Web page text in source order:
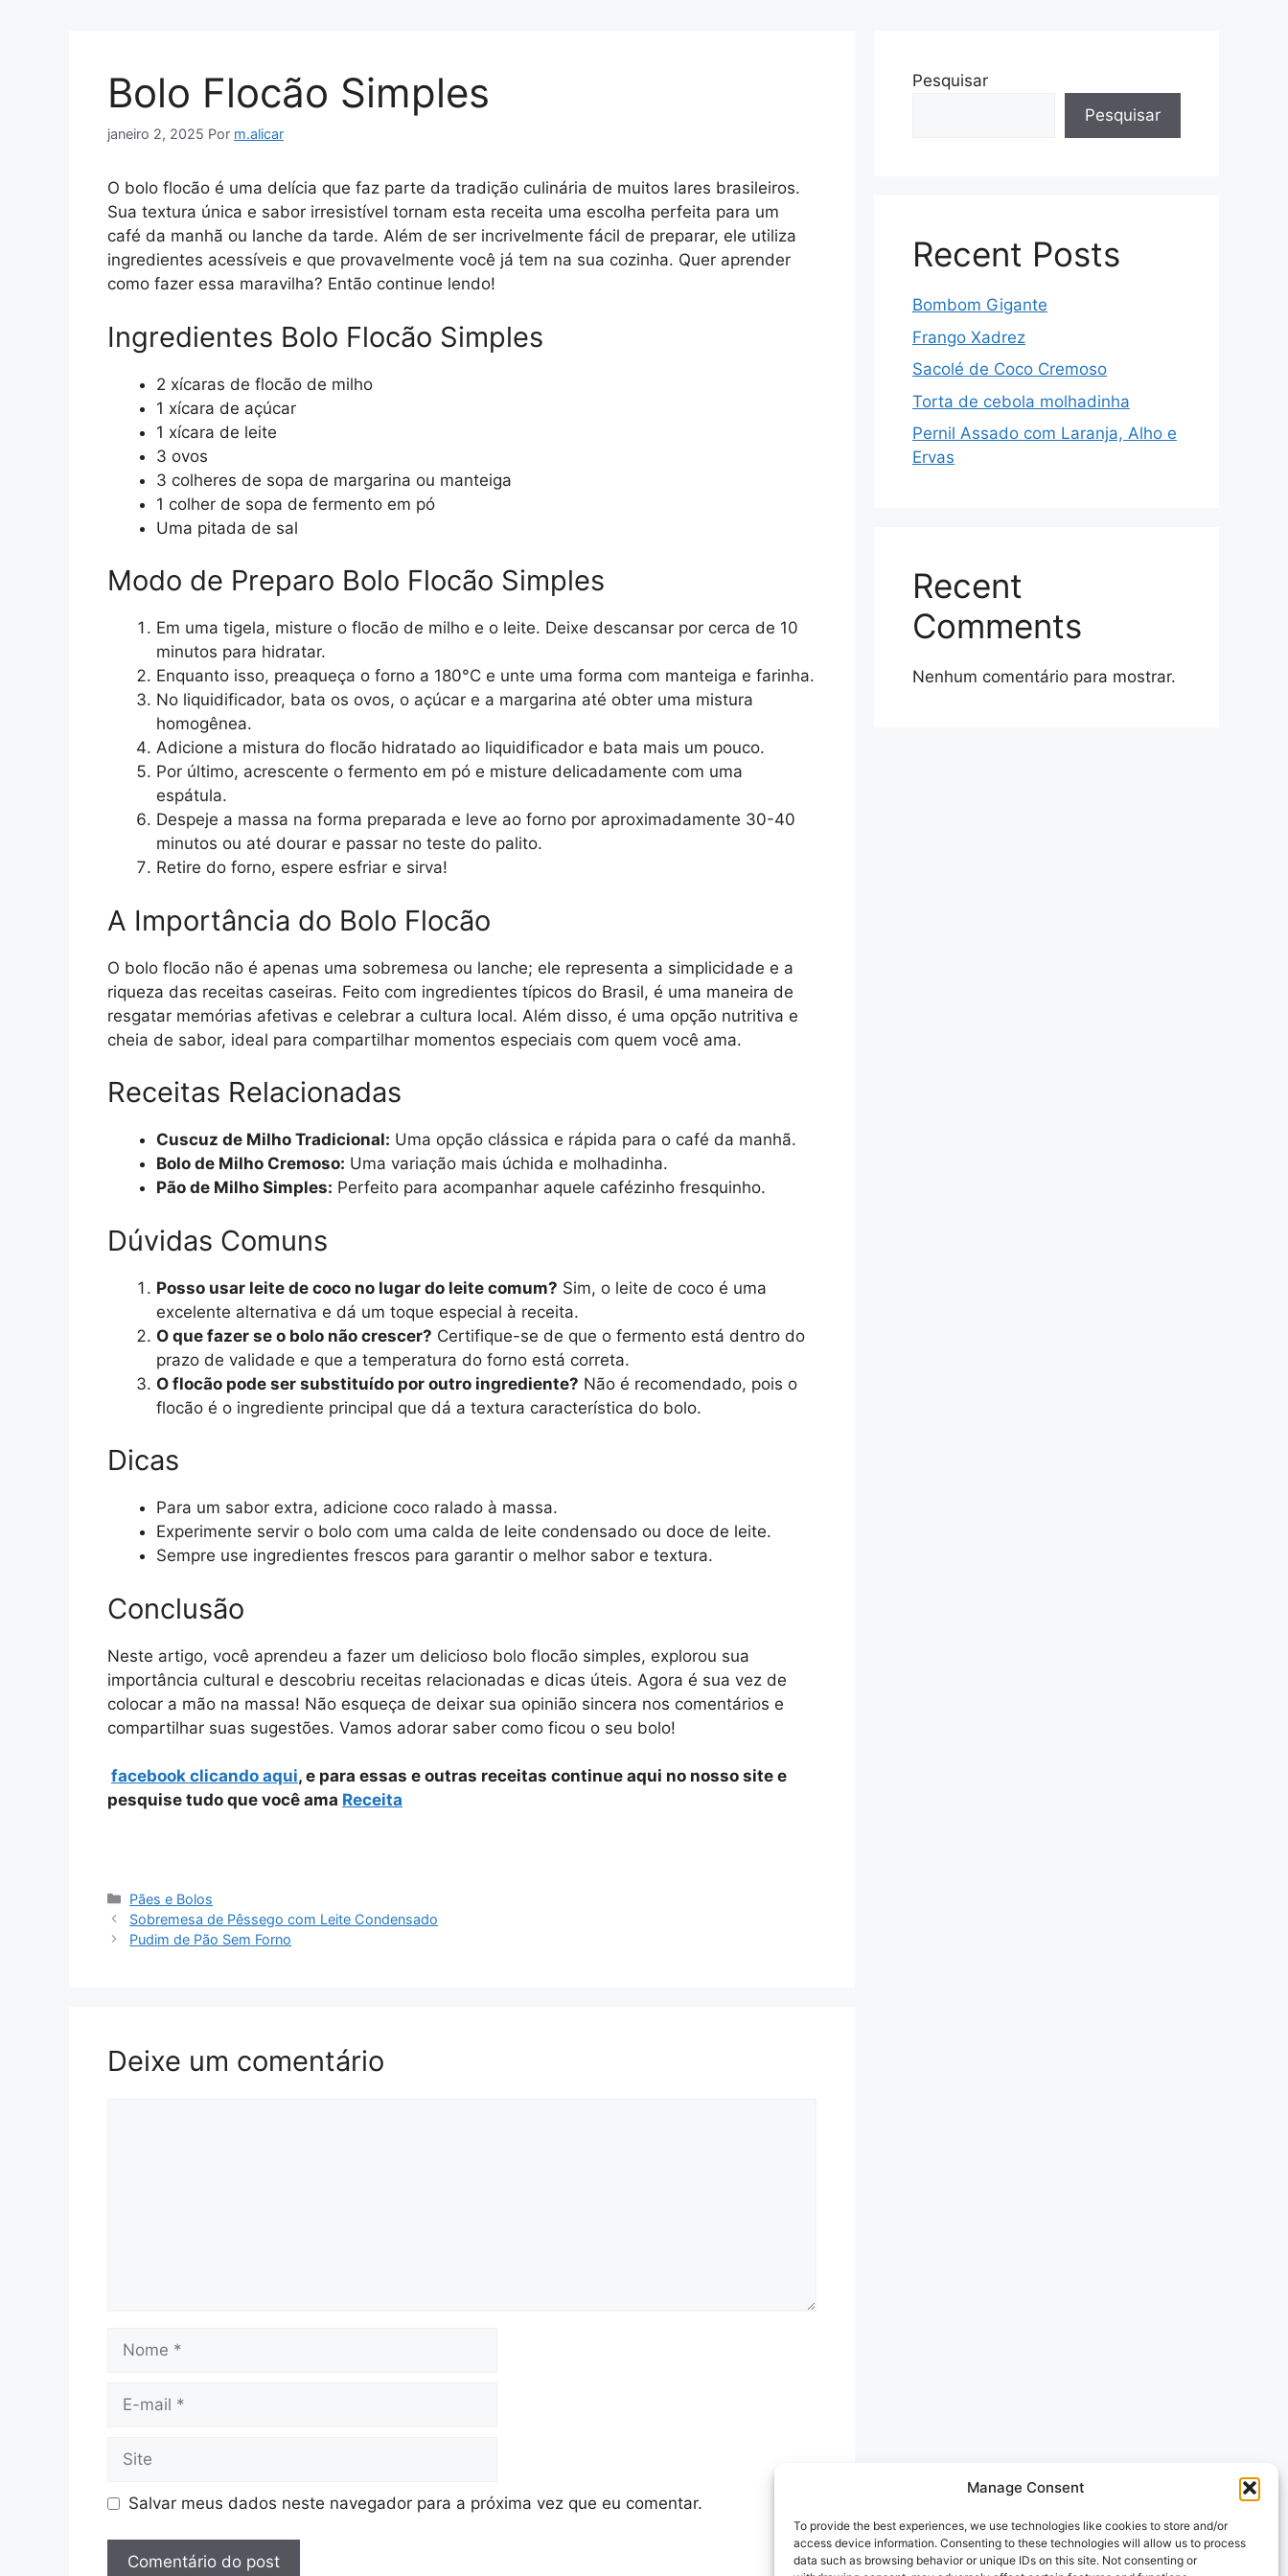
Manage Consent
To provide the best experiences, we use technologies like cookies to store and/or
access device information. Consenting to these technologies will allow us to process
data such as browsing behavior or unique IDs on this site. Not consenting or
Bolo Flocão Simples
janeiro 2, 2025 Por m.alicar
O bolo flocão é uma delícia que faz parte da tradição culinária de muitos lares brasileiros.
Sua textura única e sabor irresistível tornam esta receita uma escolha perfeita para um
café da manhã ou lanche da tarde. Além de ser incrivelmente fácil de preparar, ele utiliza
ingredientes acessíveis e que provavelmente você já tem na sua cozinha. Quer aprender
como fazer essa maravilha? Então continue lendo!
Ingredientes Bolo Flocão Simples
2 xícaras de flocão de milho
1 xícara de açúcar
1 xícara de leite
3 ovos
3 colheres de sopa de margarina ou manteiga
1 colher de sopa de fermento em pó
Uma pitada de sal
Modo de Preparo Bolo Flocão Simples
Em uma tigela, misture o flocão de milho e o leite. Deixe descansar por cerca de 10
minutos para hidratar.
Enquanto isso, preaqueça o forno a 180°C e unte uma forma com manteiga e farinha.
No liquidificador, bata os ovos, o açúcar e a margarina até obter uma mistura
homogênea.
Adicione a mistura do flocão hidratado ao liquidificador e bata mais um pouco.
Por último, acrescente o fermento em pó e misture delicadamente com uma
espátula.
Despeje a massa na forma preparada e leve ao forno por aproximadamente 30-40
minutos ou até dourar e passar no teste do palito.
Retire do forno, espere esfriar e sirva!
A Importância do Bolo Flocão
O bolo flocão não é apenas uma sobremesa ou lanche; ele representa a simplicidade e a
riqueza das receitas caseiras. Feito com ingredientes típicos do Brasil, é uma maneira de
resgatar memórias afetivas e celebrar a cultura local. Além disso, é uma opção nutritiva e
cheia de sabor, ideal para compartilhar momentos especiais com quem você ama.
Receitas Relacionadas
Cuscuz de Milho Tradicional: Uma opção clássica e rápida para o café da manhã.
Bolo de Milho Cremoso: Uma variação mais úchida e molhadinha.
Pão de Milho Simples: Perfeito para acompanhar aquele cafézinho fresquinho.
Dúvidas Comuns
Posso usar leite de coco no lugar do leite comum? Sim, o leite de coco é uma
excelente alternativa e dá um toque especial à receita.
O que fazer se o bolo não crescer? Certifique-se de que o fermento está dentro do
prazo de validade e que a temperatura do forno está correta.
O flocão pode ser substituído por outro ingrediente? Não é recomendado, pois o
flocão é o ingrediente principal que dá a textura característica do bolo.
Dicas
Para um sabor extra, adicione coco ralado à massa.
Experimente servir o bolo com uma calda de leite condensado ou doce de leite.
Sempre use ingredientes frescos para garantir o melhor sabor e textura.
Conclusão
Neste artigo, você aprendeu a fazer um delicioso bolo flocão simples, explorou sua
importância cultural e descobriu receitas relacionadas e dicas úteis. Agora é sua vez de
colocar a mão na massa! Não esqueça de deixar sua opinião sincera nos comentários e
compartilhar suas sugestões. Vamos adorar saber como ficou o seu bolo!
facebook clicando aqui, e para essas e outras receitas continue aqui no nosso site e
pesquise tudo que você ama Receita
Categorias
Pães e Bolos
Sobremesa de Pêssego com Leite Condensado
Pudim de Pão Sem Forno
Deixe um comentário
mail
Salvar meus dados neste navegador para a próxima vez que eu comentar.
Pesquisar
Pesquisar
Recent Posts
Bombom Gigante
Frango Xadrez
Sacolé de Coco Cremoso
Torta de cebola molhadinha
Pernil Assado com Laranja, Alho e
Ervas
Recent
Comments
Nenhum comentário para mostrar.